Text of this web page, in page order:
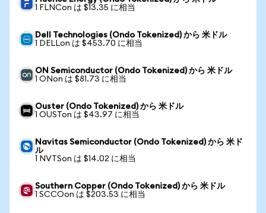
1 FLNCon は $13.35 に相当
Dell Technologies (Ondo Tokenized) から 米ドル
1 DELLon は $453.70 に相当
ON Semiconductor (Ondo Tokenized) から 米ドル
1 ONon は $81.73 に相当
Ouster (Ondo Tokenized) から 米ドル
1 OUSTon は $43.97 に相当
Navitas Semiconductor (Ondo Tokenized) から 米ド
ル
1 NVTSon は $14.02 に相当
Southern Copper (Ondo Tokenized) から 米ドル
1 SCCOon は $203.53 に相当